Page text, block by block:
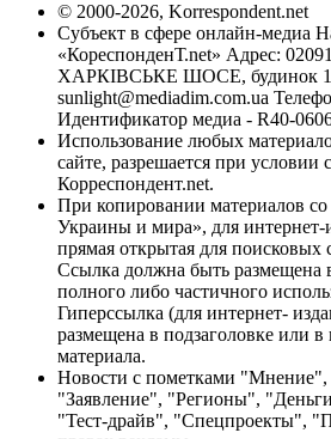
© 2000-2026, Korrespondent.net
Субъект в сфере онлайн-медиа
«КореспонденТ.net» Адрес:
ХАРКІВСЬКЕ ШОСЕ, будинок
sunlight@mediadim.com.ua
Идентификатор медиа - R40-
Использование любых
сайте, разрешается при условии
Корреспондент.net.
При копировании материалов
Украины и мира», для интернет-
прямая открытая для поисковых
Ссылка должна быть размещена
полного либо частичного
Гиперссылка (для интернет-
размещена в подзаголовке или в
материала.
Новости с пометками "Мнение",
"Заявление", "Регионы",
"Тест-драйв", "Спецпроекты",